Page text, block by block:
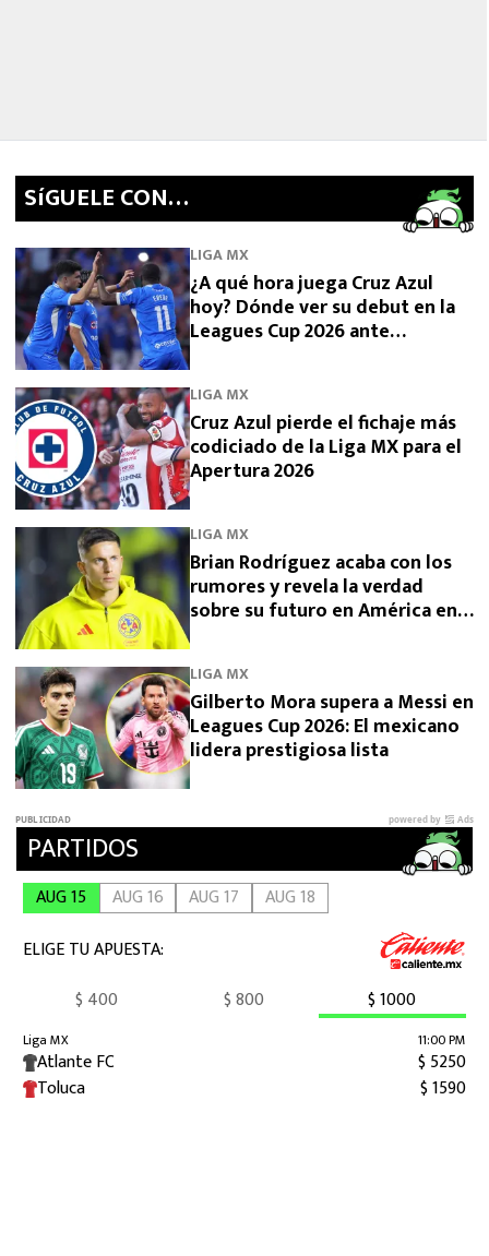
SíGUELE CON…
LIGA MX
¿A qué hora juega Cruz Azul
hoy? Dónde ver su debut en la
Leagues Cup 2026 ante
LIGA MX
Cruz Azul pierde el fichaje más
codiciado de la Liga MX para el
Apertura 2026
LIGA MX
Brian Rodríguez acaba con los
rumores y revela la verdad
sobre su futuro en América en
LIGA MX
Gilberto Mora supera a Messi en
Leagues Cup 2026: El mexicano
lidera prestigiosa lista